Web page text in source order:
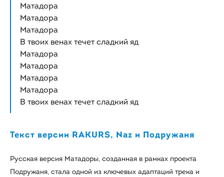
Матадора
Матадора
Матадора
В твоих венах течет сладкий яд
Матадора
Матадора
Матадора
Матадора
В твоих венах течет сладкий яд
Текст версии RAKURS, Naz и Подружаня
Русская версия Матадоры, созданная в рамках проекта
Подружаня, стала одной из ключевых адаптаций трека и